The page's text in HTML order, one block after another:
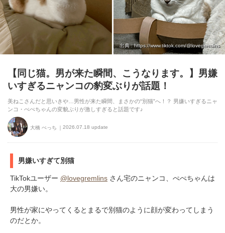
出典 : https://www.tiktok.com/@lovegremlins
【同じ猫。男が来た瞬間、こうなります。】男嫌
いすぎるニャンコの豹変ぶりが話題！
美ねこさんだと思いきや…男性が来た瞬間、まさかの“別猫”へ！？ 男嫌いすぎるニャ
ンコ・ぺぺちゃんの変貌ぶりが激しすぎると話題です♪
大橋 ぺっち 2026.07.18 update
男嫌いすぎて別猫
TikTokユーザー @lovegremlins さん宅のニャンコ、ぺぺちゃんは
大の男嫌い。
男性が家にやってくるとまるで別猫のように顔が変わってしまう
のだとか。